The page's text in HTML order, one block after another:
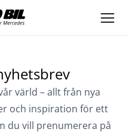
värld – allt från nya
och inspiration för ett
du vill prenumerera på